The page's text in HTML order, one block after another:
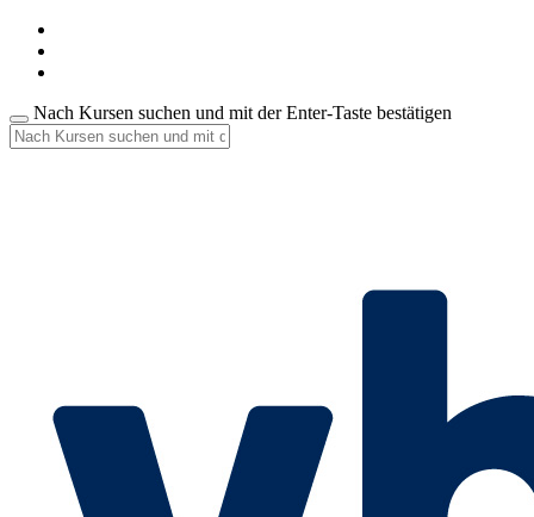
Nach Kursen suchen und mit der Enter-Taste bestätigen